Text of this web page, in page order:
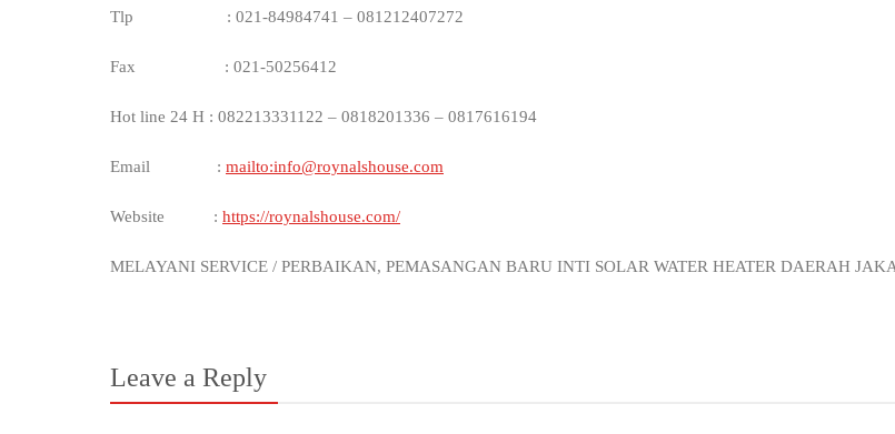
Tlp : 021-84984741 – 081212407272
Fax : 021-50256412
Hot line 24 H : 082213331122 – 0818201336 – 0817616194
Email : mailto:info@roynalshouse.com
Website : https://roynalshouse.com/
MELAYANI SERVICE / PERBAIKAN, PEMASANGAN BARU INTI SOLAR WATER HEATER DAERAH
Leave a Reply